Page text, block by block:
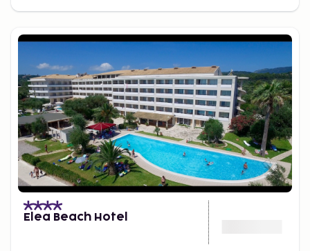
Elea Beach Hotel